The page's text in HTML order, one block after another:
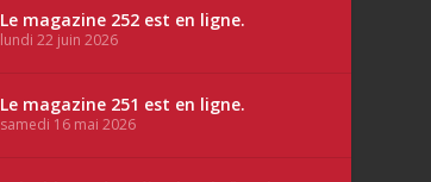
Le magazine 252 est en ligne.
lundi 22 juin 2026
Le magazine 251 est en ligne.
samedi 16 mai 2026